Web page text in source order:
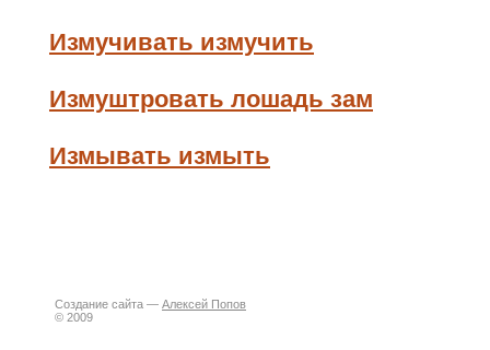
Измучивать измучить
Измуштровать лошадь зам
Измывать измыть
Создание сайта — Алексей Попов
© 2009